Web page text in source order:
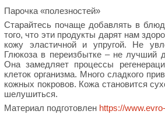
Парочка «полезностей»
Старайтесь почаще добавлять в
того, что эти продукты дарят нам
кожу эластичной и упругой. Не
Глюкоза в переизбытке – не лучший
Она замедляет процессы
клеток организма. Много сладкого
кожных покровов. Кожа становится
шелушиться.
Материал подготовлен https://